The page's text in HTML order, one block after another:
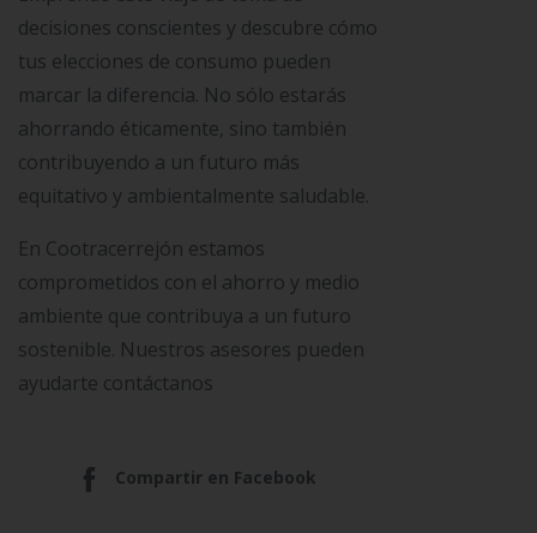
decisiones conscientes y descubre cómo
tus elecciones de consumo pueden
marcar la diferencia. No sólo estarás
ahorrando éticamente, sino también
contribuyendo a un futuro más
equitativo y ambientalmente saludable.
En Cootracerrejón estamos
comprometidos con el ahorro y medio
ambiente que contribuya a un futuro
sostenible. Nuestros asesores pueden
ayudarte contáctanos
Compartir en Facebook